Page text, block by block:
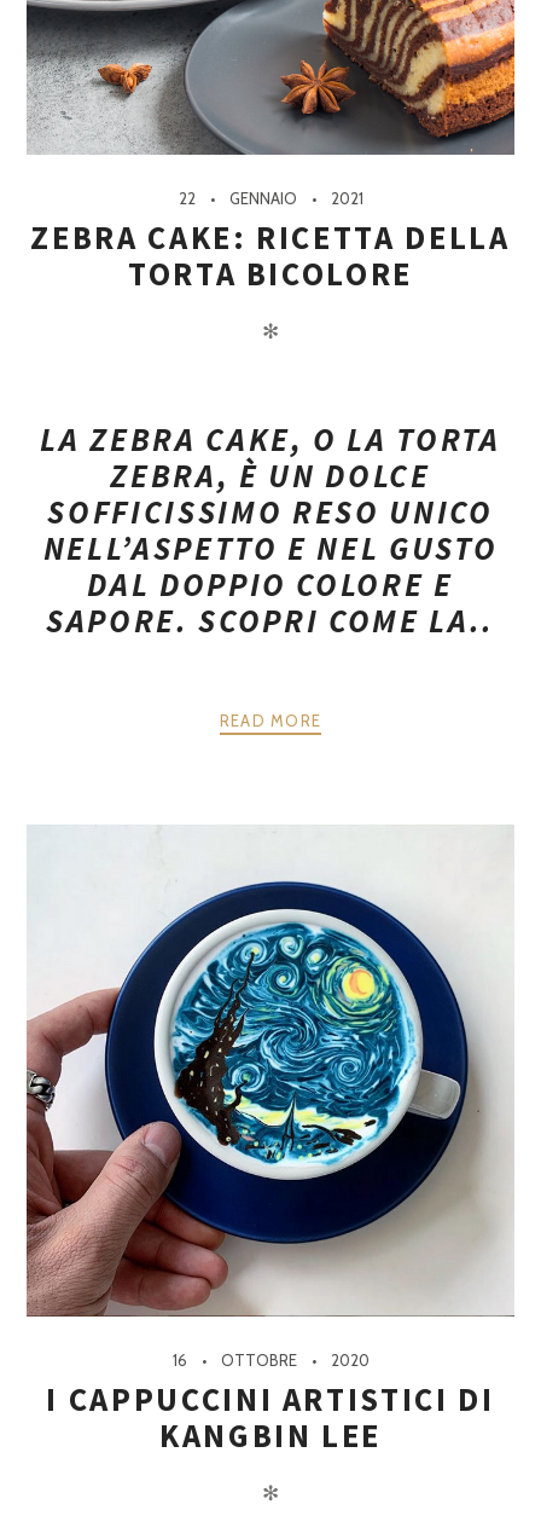
22 GENNAIO 2021
ZEBRA CAKE: RICETTA DELLA
TORTA BICOLORE
✻
LA ZEBRA CAKE, O LA TORTA
ZEBRA, È UN DOLCE
SOFFICISSIMO RESO UNICO
NELL’ASPETTO E NEL GUSTO
DAL DOPPIO COLORE E
SAPORE. SCOPRI COME LA..
READ MORE
16 OTTOBRE 2020
I CAPPUCCINI ARTISTICI DI
KANGBIN LEE
✻